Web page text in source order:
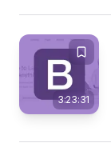
3:23:31